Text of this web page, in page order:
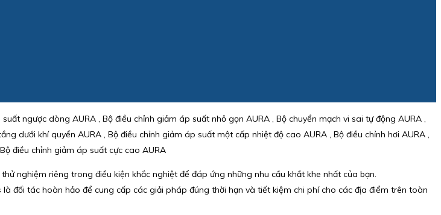
ngược dòng AURA , Bộ điều chỉnh giảm áp suất nhỏ gọn AURA , Bộ chuyển mạch vi sai tự động AURA ,
dưới khí quyển AURA , Bộ điều chỉnh giảm áp suất một cấp nhiệt độ cao AURA , Bộ điều chỉnh hơi AURA ,
điều chỉnh giảm áp suất cực cao AURA
nghiệm riêng trong điều kiện khắc nghiệt để đáp ứng những nhu cầu khắt khe nhất của bạn.
đối tác hoàn hảo để cung cấp các giải pháp đúng thời hạn và tiết kiệm chi phí cho các địa điểm trên toàn